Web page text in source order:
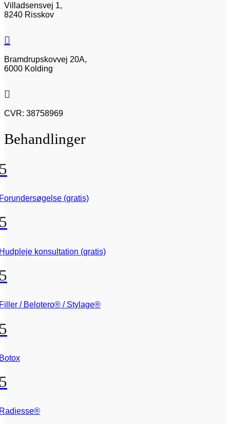
Villadsensvej 1,
8240 Risskov

Bramdrupskovvej 20A,
6000 Kolding

CVR: 38758969
Behandlinger
(gratis)
konsultation (gratis)
/ Belotero® / Stylage®